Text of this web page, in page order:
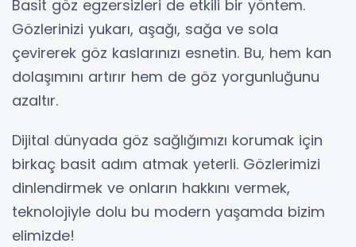
Basit göz egzersizleri de etkili bir yöntem.
Gözlerinizi yukarı, aşağı, sağa ve sola
çevirerek göz kaslarınızı esnetin. Bu, hem kan
dolaşımını artırır hem de göz yorgunluğunu
azaltır.
Dijital dünyada göz sağlığımızı korumak için
birkaç basit adım atmak yeterli. Gözlerimizi
dinlendirmek ve onların hakkını vermek,
teknolojiyle dolu bu modern yaşamda bizim
elimizde!